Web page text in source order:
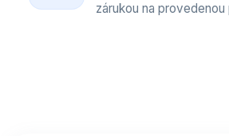
zárukou na